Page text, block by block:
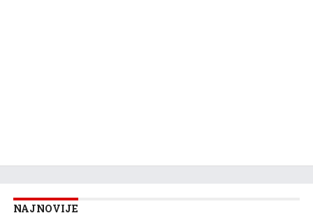
NAJNOVIJE